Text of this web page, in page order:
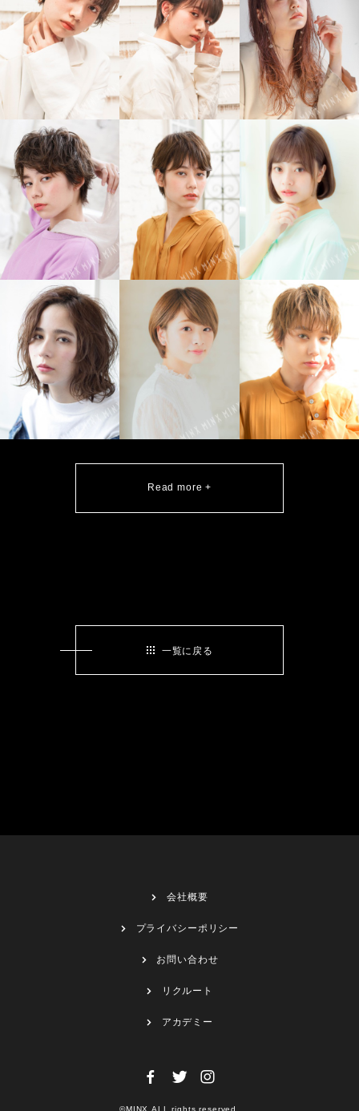
Read more +
一覧に戻る
会社概要
プライバシーポリシー
お問い合わせ
リクルート
アカデミー
©MINX.ALL rights reserved.